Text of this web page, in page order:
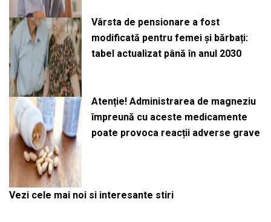
Vârsta de pensionare a fost
modificată pentru femei și bărbați:
tabel actualizat până în anul 2030
Atenție! Administrarea de magneziu
împreună cu aceste medicamente
poate provoca reacții adverse grave
Vezi cele mai noi si interesante stiri